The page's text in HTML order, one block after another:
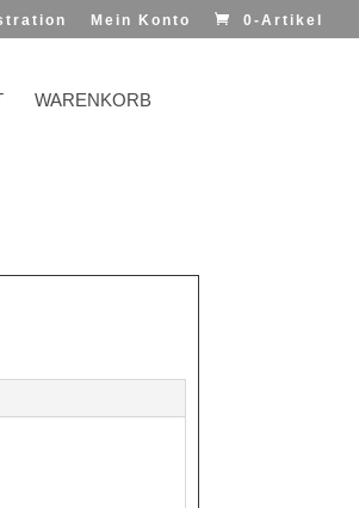
Mein Konto 0-Artikel
WARENKORB